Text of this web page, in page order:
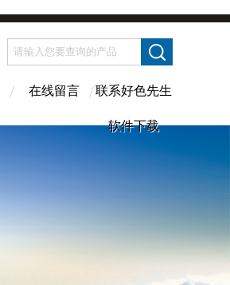
在线留言 联系好色先生
软件下载